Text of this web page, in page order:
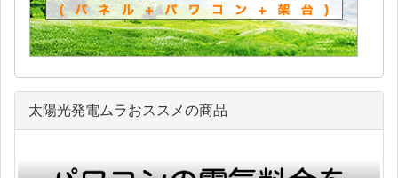
太陽光発電ムラおススメの商品